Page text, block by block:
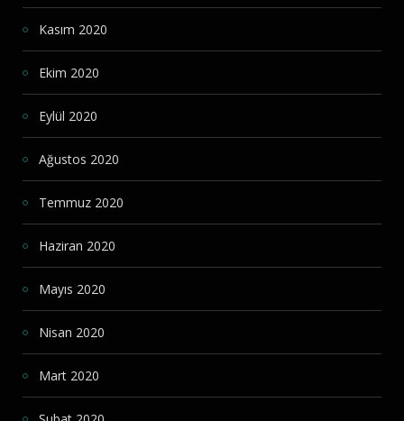
Kasım 2020
Ekim 2020
Eylül 2020
Ağustos 2020
Temmuz 2020
Haziran 2020
Mayıs 2020
Nisan 2020
Mart 2020